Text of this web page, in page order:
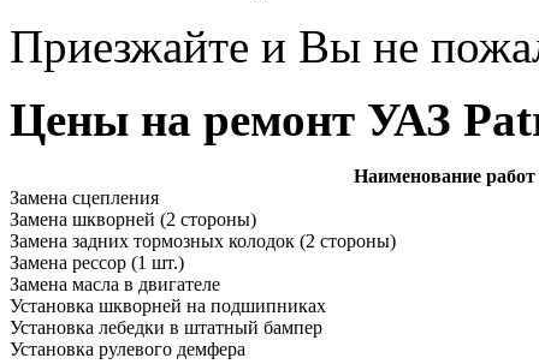
Приезжайте и Вы не
Цены на ремонт УАЗ
Наименование работ
Замена сцепления
Замена шкворней (2 стороны)
Замена задних тормозных колодок (2 стороны)
Замена рессор (1 шт.)
Замена масла в двигателе
Установка шкворней на подшипниках
Установка лебедки в штатный бампер
Установка рулевого демфера